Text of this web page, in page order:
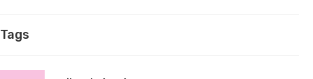
Tags